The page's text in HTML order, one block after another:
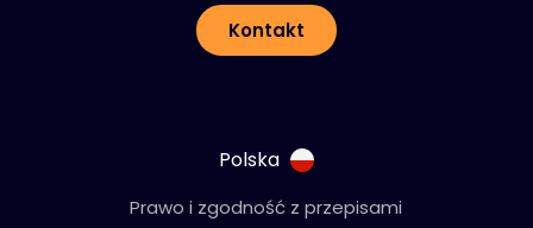
Kontakt
Polska
Prawo i zgodność z przepisami